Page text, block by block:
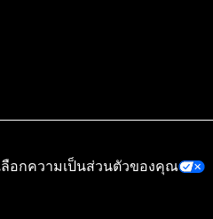
ลือกความเป็นส่วนตัวของคุณ